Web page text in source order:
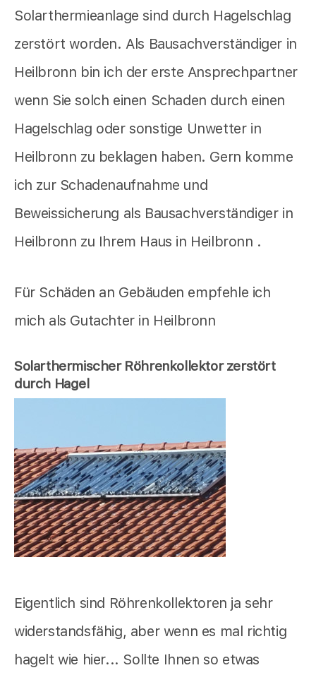
Solarthermieanlage sind durch Hagelschlag
zerstört worden. Als Bausachverständiger in
Heilbronn bin ich der erste Ansprechpartner
wenn Sie solch einen Schaden durch einen
Hagelschlag oder sonstige Unwetter in
Heilbronn zu beklagen haben. Gern komme
ich zur Schadenaufnahme und
Beweissicherung als Bausachverständiger in
Heilbronn zu Ihrem Haus in Heilbronn .
Für Schäden an Gebäuden empfehle ich
mich als Gutachter in Heilbronn
Solarthermischer Röhrenkollektor zerstört
durch Hagel
Eigentlich sind Röhrenkollektoren ja sehr
widerstandsfähig, aber wenn es mal richtig
hagelt wie hier... Sollte Ihnen so etwas